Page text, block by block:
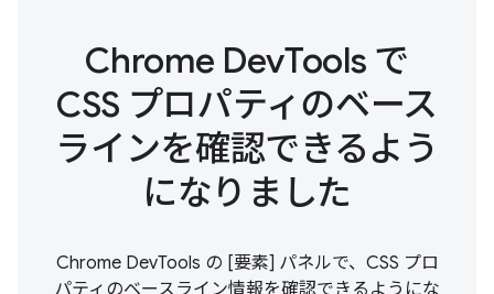
Chrome DevTools で
CSS プロパティのベース
ラインを確認できるよう
になりました
Chrome DevTools の [要素] パネルで、CSS プロ
パティのベースライン情報を確認できるようにな